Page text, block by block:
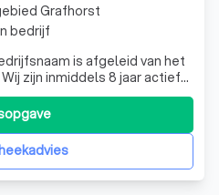
is afgeleid van het
De starters
hoofddoelgroep, maar wij
en bemiddeling voor mensen
Grafhorst
bedrijf